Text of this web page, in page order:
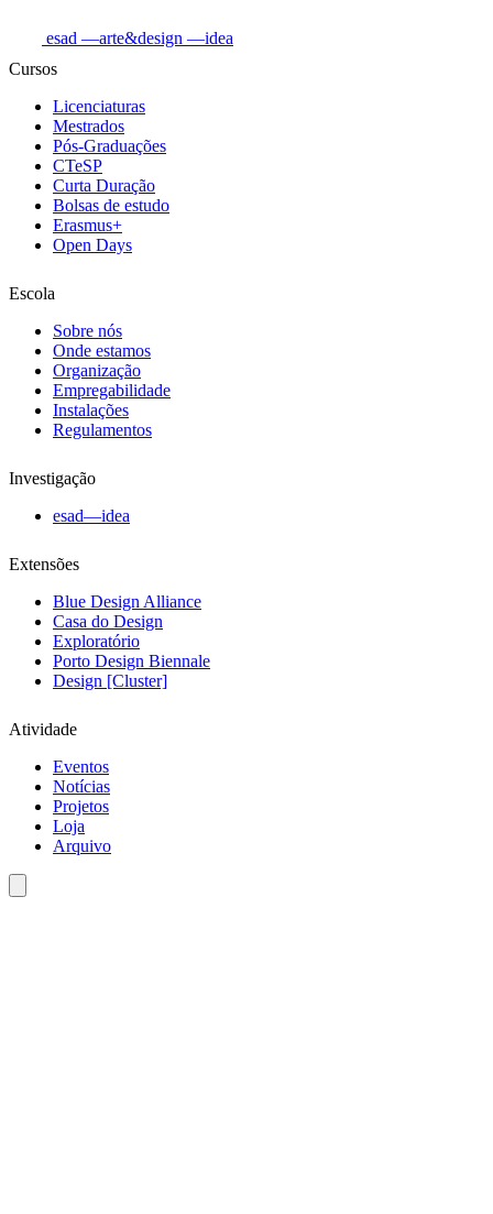
esad —arte&design —idea
Cursos
Licenciaturas
Mestrados
Pós-Graduações
CTeSP
Curta Duração
Bolsas de estudo
Erasmus+
Open Days
Escola
Sobre nós
Onde estamos
Organização
Empregabilidade
Instalações
Regulamentos
Investigação
esad—idea
Extensões
Blue Design Alliance
Casa do Design
Exploratório
Porto Design Biennale
Design [Cluster]
Atividade
Eventos
Notícias
Projetos
Loja
Arquivo